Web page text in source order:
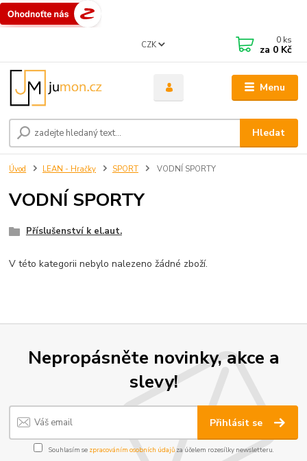
Menu
CZK
Hledat
0 ks
za 0 Kč
Úvod LEAN - Hračky SPORT VODNÍ SPORTY
VODNÍ SPORTY
Příslušenství k el.aut.
V této kategorii nebylo nalezeno žádné zboží.
Nepropásněte novinky, akce a
slevy!
Přihlásit se
Souhlasím se zpracováním osobních údajůza účelem rozesílky newsletteru.